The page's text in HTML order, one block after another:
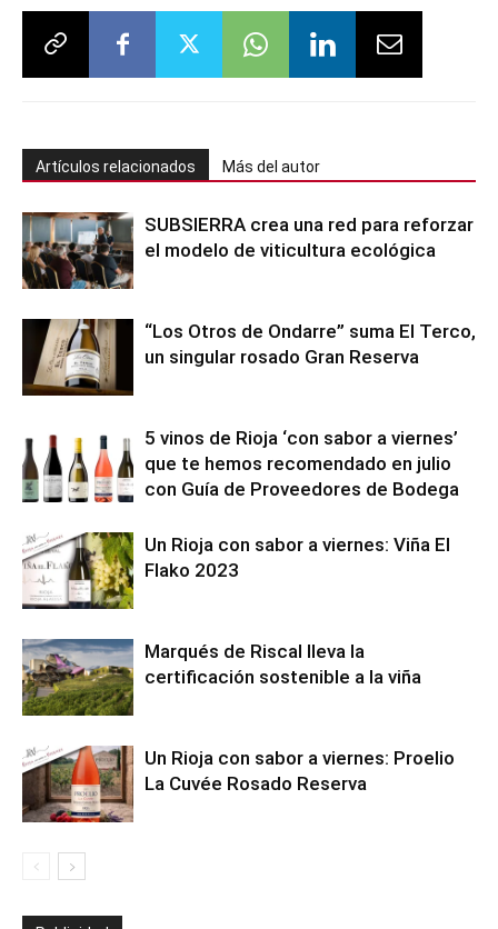
Artículos relacionados Más del autor
SUBSIERRA crea una red para reforzar
el modelo de viticultura ecológica
“Los Otros de Ondarre” suma El Terco,
un singular rosado Gran Reserva
5 vinos de Rioja ‘con sabor a viernes’
que te hemos recomendado en julio
con Guía de Proveedores de Bodega
Un Rioja con sabor a viernes: Viña El
Flako 2023
Marqués de Riscal lleva la
certificación sostenible a la viña
Un Rioja con sabor a viernes: Proelio
La Cuvée Rosado Reserva